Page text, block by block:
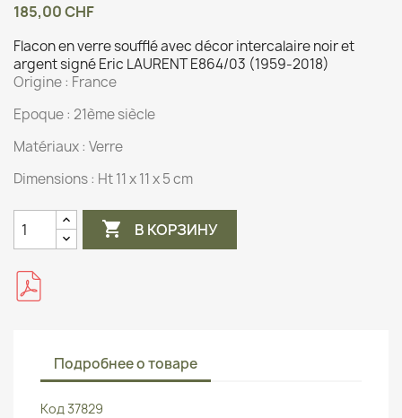
185,00 CHF
Flacon en verre soufflé avec décor intercalaire noir et
argent signé Eric LAURENT E864/03 (1959-2018)
Origine : France
Epoque : 21ème siècle
Matériaux : Verre
Dimensions : Ht 11 x 11 x 5 cm
 В КОРЗИНУ
Подробнее о товаре
Код37829